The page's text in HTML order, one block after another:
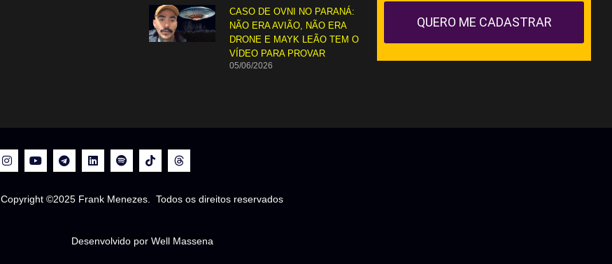
CASO DE OVNI NO PARANÁ:
NÃO ERA AVIÃO, NÃO ERA
DRONE E MAYK LEÃO TEM O
VÍDEO PARA PROVAR
05/06/2026
QUERO ME CADASTRAR
Copyright ©2025 Frank Menezes. Todos os direitos reservados
Desenvolvido por Well Massena